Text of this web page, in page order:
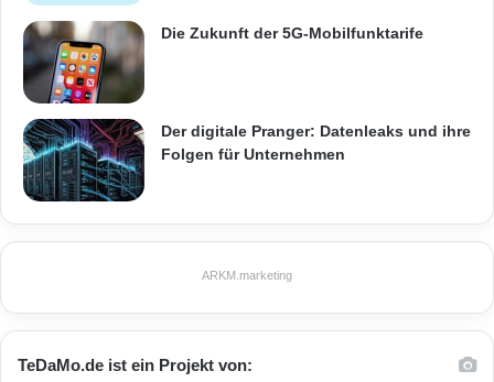
Ausstellungen präsentiert werden und wird
dann im Januar 2013 erhältlich sein. Der
Listenpreis beginnt bei EUR 699,- / CHF.
899,-. Bestellungen können ab sofort
entgegen genommen werden.
Pressebilder vom robusten Smartphone Nautiz
[http://www.handheldgroup.com/regions/world
Die Zukunft der 5G-Mobilfunktarife
Der digitale Pranger: Datenleaks und ihre
Folgen für Unternehmen
ARKM.marketing
TeDaMo.de ist ein Projekt von: